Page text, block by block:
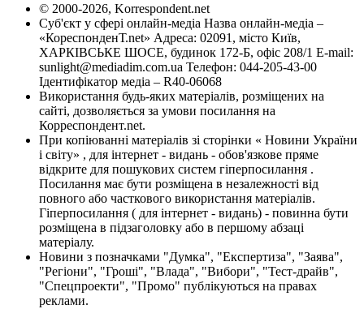
© 2000-2026, Korrespondent.net
Суб'єкт у сфері онлайн-медіа Назва онлайн-медіа –
«КореспонденТ.net» Адреса: 02091, місто Київ,
ХАРКІВСЬКЕ ШОСЕ, будинок 172-Б, офіс 208/1 E-mail:
sunlight@mediadim.com.ua Телефон: 044-205-43-00
Ідентифікатор медіа – R40-06068
Використання будь-яких матеріалів, розміщених на
сайті, дозволяється за умови посилання на
Корреспондент.net.
При копіюванні матеріалів зі сторінки « Новини України
і світу» , для інтернет - видань - обов'язкове пряме
відкрите для пошукових систем гіперпосилання .
Посилання має бути розміщена в незалежності від
повного або часткового використання матеріалів.
Гіперпосилання ( для інтернет - видань) - повинна бути
розміщена в підзаголовку або в першому абзаці
матеріалу.
Новини з позначками "Думка", "Експертиза", "Заява",
"Регіони", "Гроші", "Влада", "Вибори", "Тест-драйв",
"Спецпроекти", "Промо" публікуються на правах
реклами.